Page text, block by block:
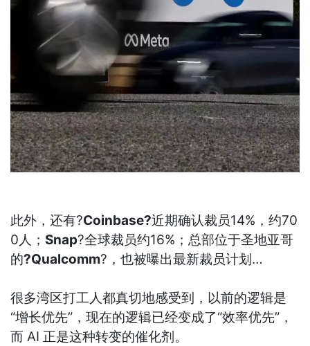
此外，还有?Coinbase?近期确认裁员14%，约70
0人； Snap?全球裁员约16%；总部位于圣地亚哥
的?Qualcomm?，也被曝出最新裁员计划…
很多湾区打工人都真切地感受到，以前的逻辑是
“增长优先”，现在的逻辑已经变成了“效率优先”，
而 AI 正是这种转变的催化剂。